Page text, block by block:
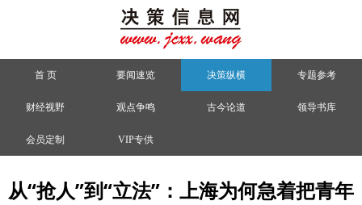
首 页 要闻速览 决策纵横 专题参考
财经视野 观点争鸣 古今论道 领导书库
会员定制 VIP专供
从“抢人”到“立法”：上海为何急着把青年